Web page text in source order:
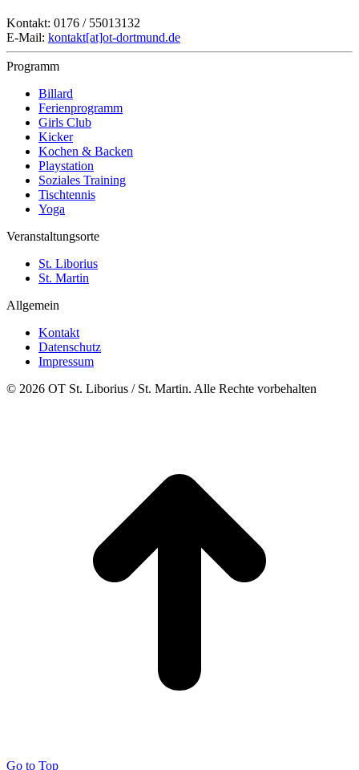
Kontakt: 0176 / 55013132
E-Mail: kontakt[at]ot-dortmund.de
Programm
Billard
Ferienprogramm
Girls Club
Kicker
Kochen & Backen
Playstation
Soziales Training
Tischtennis
Yoga
Veranstaltungsorte
St. Liborius
St. Martin
Allgemein
Kontakt
Datenschutz
Impressum
© 2026 OT St. Liborius / St. Martin. Alle Rechte vorbehalten
Go to Top